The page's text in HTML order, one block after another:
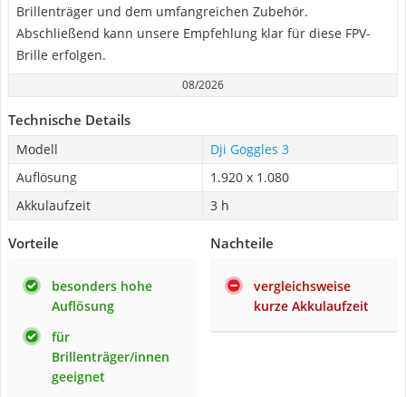
Brillenträger und dem umfangreichen Zubehör.
Abschließend kann unsere Empfehlung klar für diese FPV-
Brille erfolgen.
08/2026
Technische Details
Modell
Dji Goggles 3
Auflösung
1.920 x 1.080
Akkulaufzeit
3 h
Vorteile
besonders hohe
Auflösung
für
Brillenträger/innen
geeignet
Nachteile
vergleichsweise
kurze Akkulaufzeit